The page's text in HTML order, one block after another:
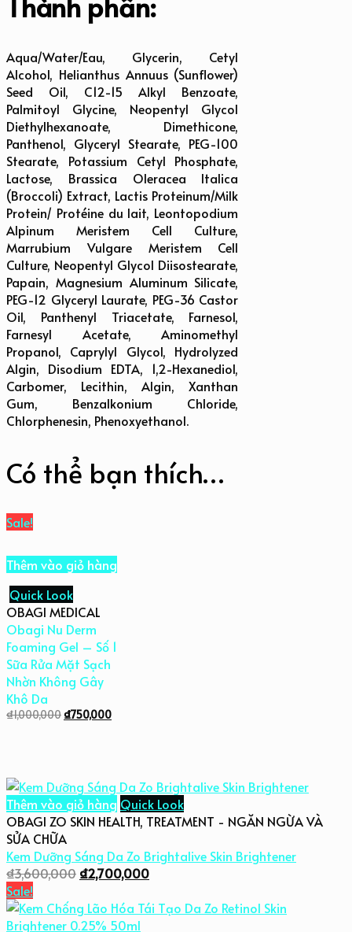
Aqua/Water/Eau, Glycerin, Cetyl
Alcohol, Helianthus Annuus (Sunflower)
Seed Oil, C12-15 Alkyl Benzoate,
Palmitoyl Glycine, Neopentyl Glycol
Diethylhexanoate, Dimethicone,
Panthenol, Glyceryl Stearate, PEG-100
Stearate, Potassium Cetyl Phosphate,
Lactose, Brassica Oleracea Italica
(Broccoli) Extract, Lactis Proteinum/Milk
Protein/ Protéine du lait, Leontopodium
Alpinum Meristem Cell Culture,
Marrubium Vulgare Meristem Cell
Culture, Neopentyl Glycol Diisostearate,
Papain, Magnesium Aluminum Silicate,
PEG-12 Glyceryl Laurate, PEG-36 Castor
Oil, Panthenyl Triacetate, Farnesol,
Farnesyl Acetate, Aminomethyl
Propanol, Caprylyl Glycol, Hydrolyzed
Algin, Disodium EDTA, 1,2-Hexanediol,
Carbomer, Lecithin, Algin, Xanthan
Gum, Benzalkonium Chloride,
Chlorphenesin, Phenoxyethanol.
Có thể bạn thích…
Sale!
Thêm vào giỏ hàng
Quick Look
OBAGI MEDICAL
Obagi Nu Derm
Foaming Gel – Số 1
Sữa Rửa Mặt Sạch
Nhờn Không Gây
Khô Da
₫1,000,000₫750,000
Thêm vào giỏ hàng Quick Look
OBAGI ZO SKIN HEALTH, TREATMENT - NGĂN NGỪA VÀ
SỬA CHỮA
Kem Dưỡng Sáng Da Zo Brightalive Skin Brightener
₫3,600,000 ₫2,700,000
Sale!